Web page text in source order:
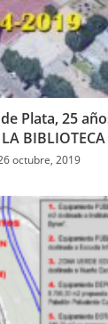
Plata, 25
octubre, 2019